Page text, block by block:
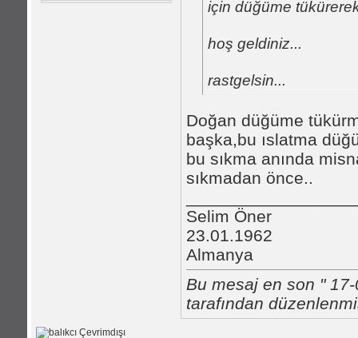
için düğüme
hoş geldiniz...
rastgelsin...
Doğan düğüme
başka,bu ıslatma
bu sıkma anında
sıkmadan önce..
Selim Öner
23.01.1962
Almanya
Bu mesaj en son "
tarafından